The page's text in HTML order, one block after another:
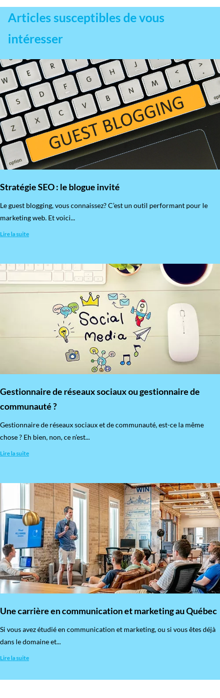
Articles susceptibles de vous
intéresser
Stratégie SEO : le blogue invité
​Le guest blogging, vous connaissez? C’est un outil performant pour le
marketing web. Et voici...
Lire la suite
Gestionnaire de réseaux sociaux ou gestionnaire de
communauté ?
Gestionnaire de réseaux sociaux et de communauté, est-ce la même
chose ? Eh bien, non, ce n’est...
Lire la suite
Une carrière en communication et marketing au Québec
Si vous avez étudié en communication et marketing, ou si vous êtes déjà
dans le domaine et...
Lire la suite